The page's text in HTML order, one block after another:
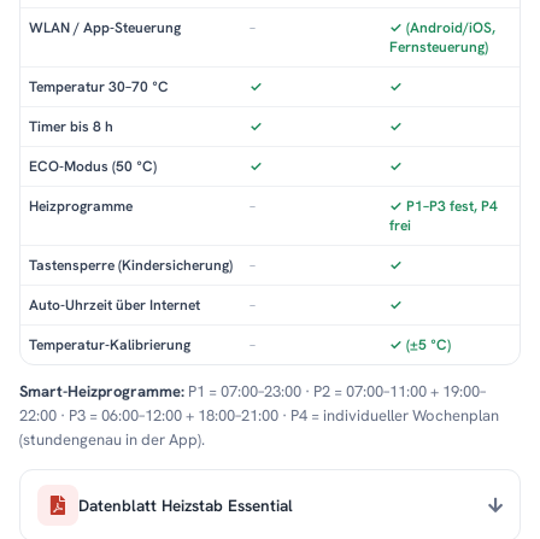
WLAN / App-Steuerung –
✓ (Android/iOS,
Fernsteuerung)
Temperatur 30–70 °C ✓ ✓
Timer bis 8 h ✓ ✓
ECO-Modus (50 °C) ✓ ✓
Heizprogramme –
✓ P1–P3 fest, P4
frei
Tastensperre (Kindersicherung) – ✓
Auto-Uhrzeit über Internet – ✓
Temperatur-Kalibrierung – ✓ (±5 °C)
Smart-Heizprogramme: P1 = 07:00–23:00 · P2 = 07:00–11:00 + 19:00–
22:00 · P3 = 06:00–12:00 + 18:00–21:00 · P4 = individueller Wochenplan
(stundengenau in der App).
Datenblatt Heizstab Essential